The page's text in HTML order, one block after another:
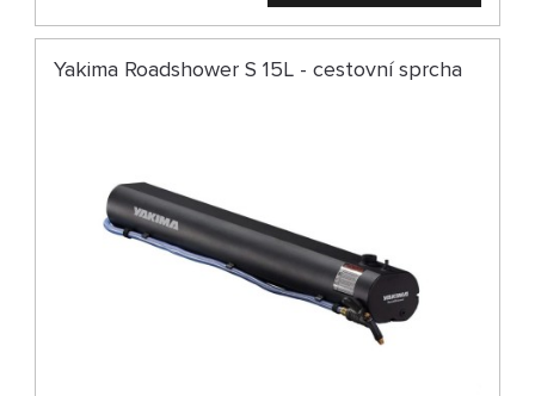
Yakima Roadshower S 15L - cestovní sprcha